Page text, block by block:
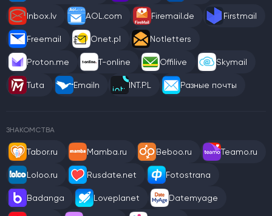
Inbox.lv AOL.com Firemail.de Firstmail
Freemail Onet.pl Notletters
Proton.me T-online Offilive Skymail
Tuta Emailn INT.PL Разные почты
ЗНАКОМСТВА
Tabor.ru Mamba.ru Beboo.ru Teamo.ru
Loloo.ru Rusdate.net Fotostrana
Badanga Loveplanet Datemyage